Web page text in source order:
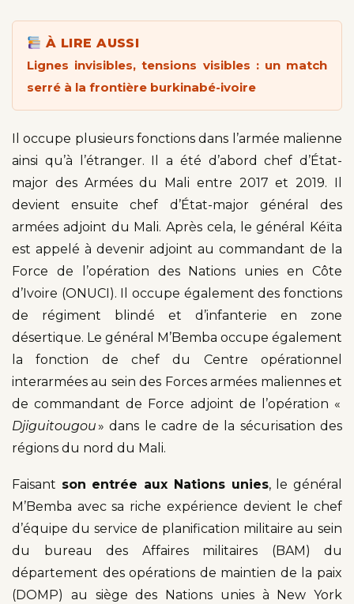
À LIRE AUSSI
Lignes invisibles, tensions visibles : un match
serré à la frontière burkinabé-ivoire
Il occupe plusieurs fonctions dans l’armée malienne
ainsi qu’à l’étranger. Il a été d’abord chef d’État-
major des Armées du Mali entre 2017 et 2019. Il
devient ensuite chef d’État-major général des
armées adjoint du Mali. Après cela, le général Kéïta
est appelé à devenir adjoint au commandant de la
Force de l’opération des Nations unies en Côte
d’Ivoire (ONUCI). Il occupe également des fonctions
de régiment blindé et d’infanterie en zone
désertique. Le général M’Bemba occupe également
la fonction de chef du Centre opérationnel
interarmées au sein des Forces armées maliennes et
de commandant de Force adjoint de l’opération «
Djiguitougou» dans le cadre de la sécurisation des
régions du nord du Mali.
Faisant son entrée aux Nations unies, le général
M’Bemba avec sa riche expérience devient le chef
d’équipe du service de planification militaire au sein
du bureau des Affaires militaires (BAM) du
département des opérations de maintien de la paix
(DOMP) au siège des Nations unies à New York